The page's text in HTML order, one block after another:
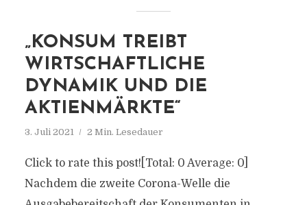
„KONSUM TREIBT
WIRTSCHAFTLICHE
DYNAMIK UND DIE
AKTIENMÄRKTE“
3. Juli 2021 2 Min. Lesedauer
Click to rate this post![Total: 0 Average: 0]
Nachdem die zweite Corona-Welle die